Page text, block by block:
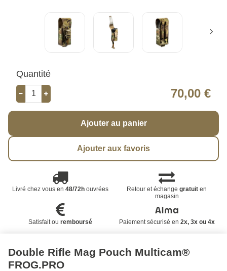
Quantité
70,00 €
Ajouter au panier
Ajouter aux favoris
Livré chez vous en 48/72houvrées Retour et échangegratuit en
magasin
Satisfait ou remboursé Paiement sécurisé en 2x, 3x ou 4x
Double Rifle Mag Pouch Multicam®
FROG.PRO